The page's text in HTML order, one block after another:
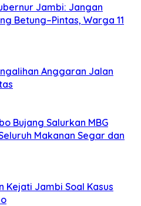
Jambi: Jangan
Betung–Pintas, Warga 11
Anggaran Jalan
Bujang Salurkan MBG
Makanan Segar dan
Kejati Jambi Soal Kasus